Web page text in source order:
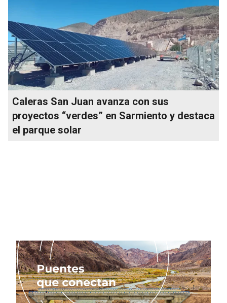
Caleras San Juan avanza con sus
proyectos “verdes” en Sarmiento y destaca
el parque solar